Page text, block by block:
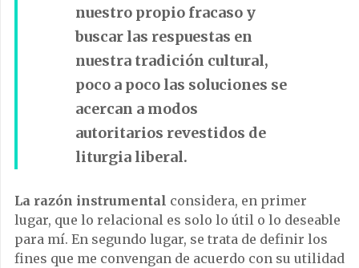
nuestro propio fracaso y
buscar las respuestas en
nuestra tradición cultural,
poco a poco las soluciones se
acercan a modos
autoritarios revestidos de
liturgia liberal.
La razón instrumental considera, en primer
lugar, que lo relacional es solo lo útil o lo deseable
para mí. En segundo lugar, se trata de definir los
fines que me convengan de acuerdo con su utilidad